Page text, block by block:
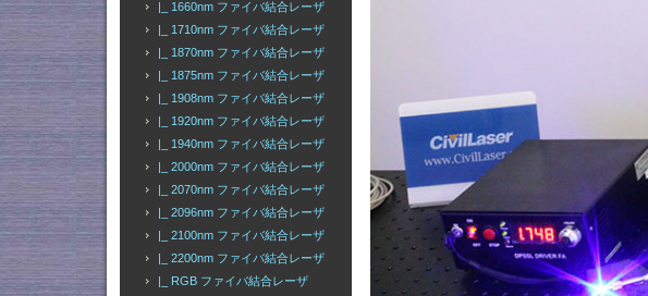
|_ 1660nm ファイバ結合レーザ
|_ 1710nm ファイバ結合レーザ
|_ 1870nm ファイバ結合レーザ
|_ 1875nm ファイバ結合レーザ
|_ 1908nm ファイバ結合レーザ
|_ 1920nm ファイバ結合レーザ
|_ 1940nm ファイバ結合レーザ
|_ 2000nm ファイバ結合レーザ
|_ 2070nm ファイバ結合レーザ
|_ 2096nm ファイバ結合レーザ
|_ 2100nm ファイバ結合レーザ
|_ 2200nm ファイバ結合レーザ
|_ RGB ファイバ結合レーザ